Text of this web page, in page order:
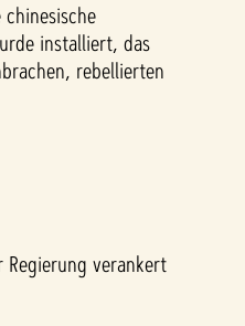
installiert, das
rebellierten
verankert